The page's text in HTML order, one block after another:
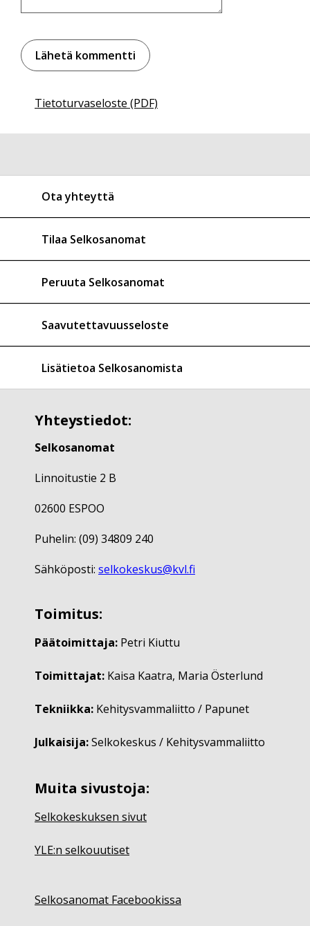
Tietoturvaseloste (PDF)
Ota yhteyttä
Tilaa Selkosanomat
Peruuta Selkosanomat
Saavutettavuusseloste
Lisätietoa Selkosanomista
Yhteystiedot:
Selkosanomat
Linnoitustie 2 B
02600 ESPOO
Puhelin: (09) 34809 240
Sähköposti: selkokeskus@kvl.fi
Toimitus:
Päätoimittaja: Petri Kiuttu
Toimittajat: Kaisa Kaatra, Maria Österlund
Tekniikka: Kehitysvammaliitto / Papunet
Julkaisija:Selkokeskus / Kehitysvammaliitto
Muita sivustoja:
Selkokeskuksen sivut
YLE:n selkouutiset
Selkosanomat Facebookissa